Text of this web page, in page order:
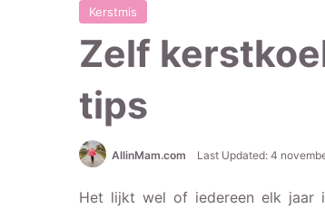
Kerstmis
Zelf
tips
AllinMam.com Last Updated: 4
Het lijkt wel of iedereen elk jaar